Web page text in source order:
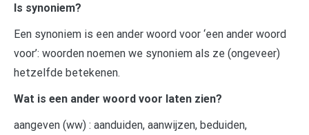
Is synoniem?
Een synoniem is een ander woord voor ‘een ander woord
voor’: woorden noemen we synoniem als ze (ongeveer)
hetzelfde betekenen.
Wat is een ander woord voor laten zien?
aangeven (ww) : aanduiden, aanwijzen, beduiden,